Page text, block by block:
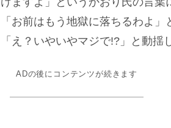
「お前はもう地獄に落ちるわよ
「え？いやいやマジで!?」と動揺
ADの後にコンテンツが続きます